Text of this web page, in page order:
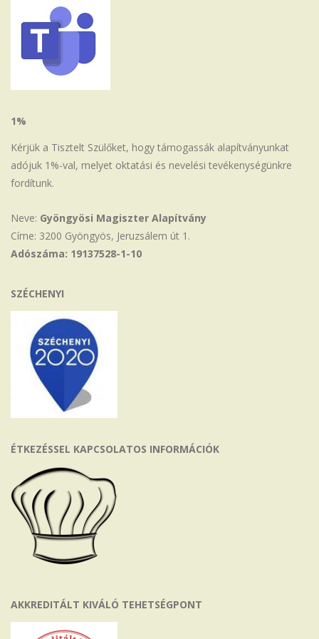
1%
Kérjük a Tisztelt Szülőket, hogy támogassák alapítványunkat
adójuk 1%-val, melyet oktatási és nevelési tevékenységünkre
fordítunk.
Neve: Gyöngyösi Magiszter Alapítvány
Címe: 3200 Gyöngyös, Jeruzsálem út 1.
Adószáma: 19137528-1-10
SZÉCHENYI
ÉTKEZÉSSEL KAPCSOLATOS INFORMÁCIÓK
AKKREDITÁLT KIVÁLÓ TEHETSÉGPONT